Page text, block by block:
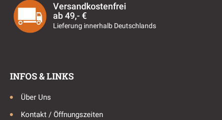
Versandkostenfrei
ab 49,- €
Lieferung innerhalb Deutschlands
INFOS & LINKS
Über Uns
Kontakt / Öffnungszeiten